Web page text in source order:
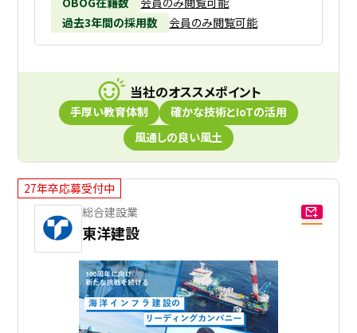
過去3年間の採用数
会員のみ閲覧可能
当社のオススメポイント
手厚い教育体制
確かな技術とIoTの活用
風通しの良い風土
27年卒応募受付中
総合建設業
東洋建設